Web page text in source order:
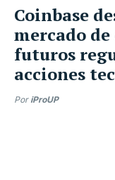
Coinbase
mercado
futuros
acciones
Por iProUP